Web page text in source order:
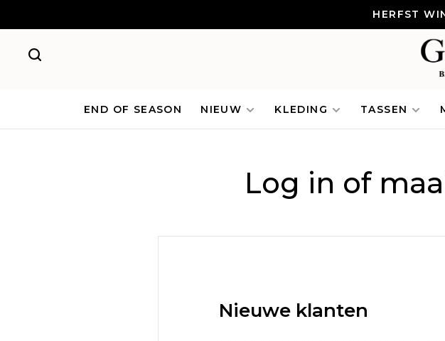
HERFST
END OF SEASON NIEUW KLEDING TASSEN
Log in of
Nieuwe klanten